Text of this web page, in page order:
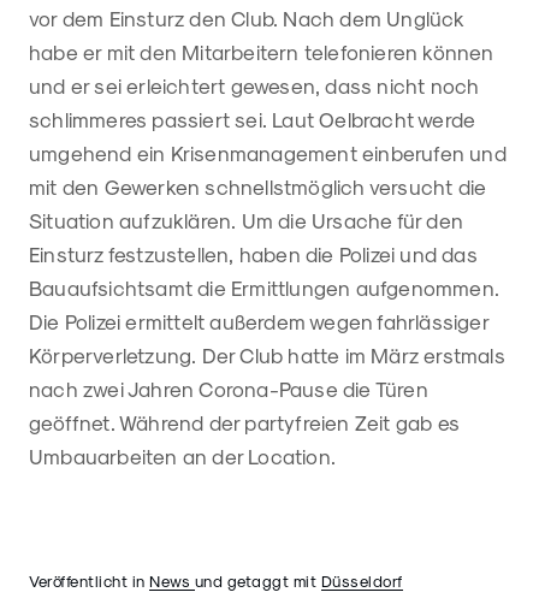
vor dem Einsturz den Club. Nach dem Unglück
habe er mit den Mitarbeitern telefonieren können
und er sei erleichtert gewesen, dass nicht noch
schlimmeres passiert sei. Laut Oelbracht werde
umgehend ein Krisenmanagement einberufen und
mit den Gewerken schnellstmöglich versucht die
Situation aufzuklären. Um die Ursache für den
Einsturz festzustellen, haben die Polizei und das
Bauaufsichtsamt die Ermittlungen aufgenommen.
Die Polizei ermittelt außerdem wegen fahrlässiger
Körperverletzung. Der Club hatte im März erstmals
nach zwei Jahren Corona-Pause die Türen
geöffnet. Während der partyfreien Zeit gab es
Umbauarbeiten an der Location.
Veröffentlicht in News und getaggt mit Düsseldorf